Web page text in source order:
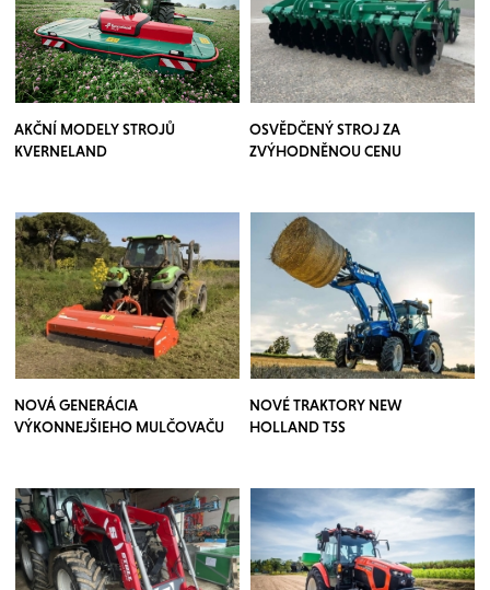
AKČNÍ MODELY STROJŮ
KVERNELAND
OSVĚDČENÝ STROJ ZA
ZVÝHODNĚNOU CENU
NOVÁ GENERÁCIA
VÝKONNEJŠIEHO MULČOVAČU
NOVÉ TRAKTORY NEW
HOLLAND T5S